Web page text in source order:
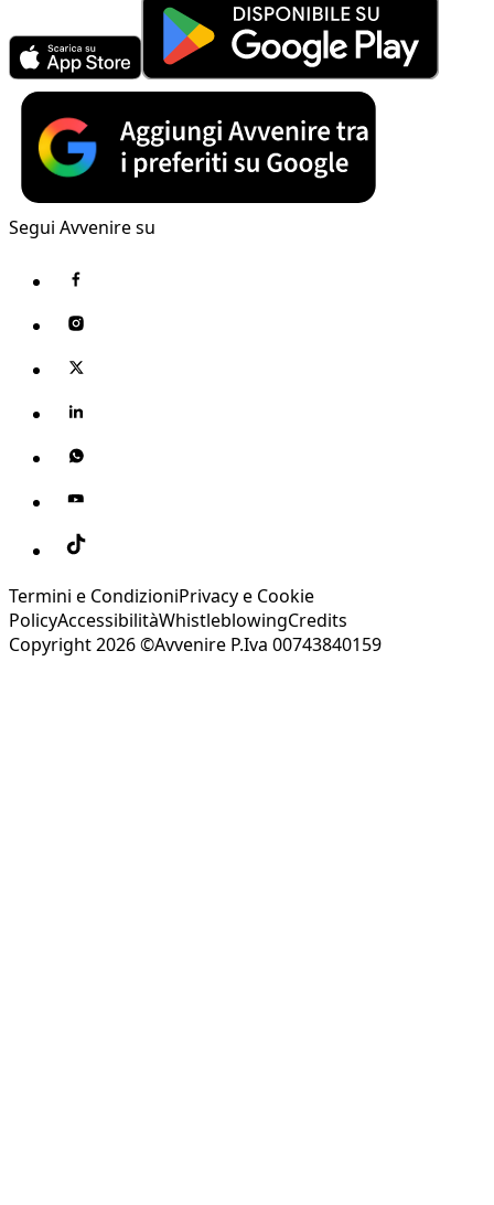
Segui Avvenire su
Termini e CondizioniPrivacy e Cookie
PolicyAccessibilitàWhistleblowingCredits
Copyright 2026 ©Avvenire P.Iva 00743840159